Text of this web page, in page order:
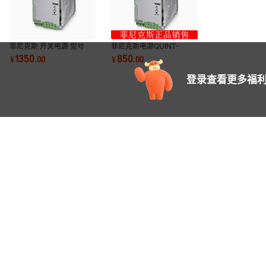
菲尼克斯 开关电源 型号
QUINT-
PS/1AC/24DC/20 货号
¥1350.00
菲尼克斯电源QUINT-
PS/1AC/24DC/5A 10A
20A 40A 大量现货
2866763
¥850.00
登录查看更多福